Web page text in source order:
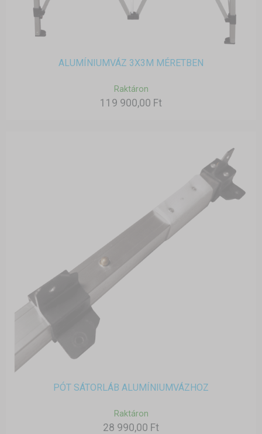
ALUMÍNIUMVÁZ 3X3M MÉRETBEN
Raktáron
119 900,00 Ft
PÓT SÁTORLÁB ALUMÍNIUMVÁZHOZ
Raktáron
28 990,00 Ft